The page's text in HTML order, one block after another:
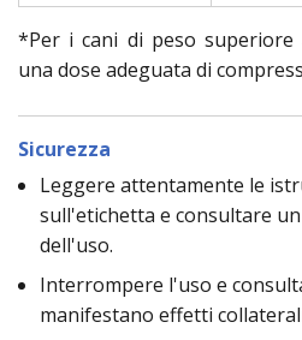
*Per i cani di peso superiore
una dose adeguata di
Sicurezza
Leggere attentamente le
sull'etichetta e consultare
dell'uso.
Interrompere l'uso e
manifestano effetti